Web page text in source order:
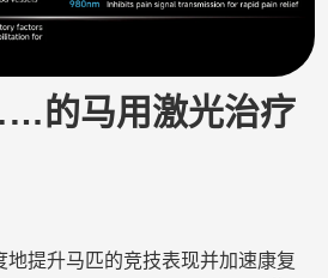
的马用激光治疗
地提升马匹的竞技表现并加速康复